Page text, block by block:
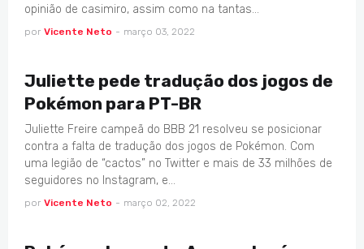
opinião de casimiro, assim como na tantas…
por Vicente Neto - março 03, 2022
Juliette pede tradução dos jogos de
Pokémon para PT-BR
Juliette Freire campeã do BBB 21 resolveu se posicionar
contra a falta de tradução dos jogos de Pokémon. Com
uma legião de “cactos” no Twitter e mais de 33 milhões de
seguidores no Instagram, e…
por Vicente Neto - março 02, 2022